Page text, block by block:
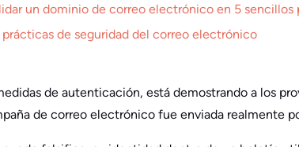
un dominio de correo electrónico en 5 sencillos
prácticas de seguridad del correo electrónico
de autenticación, está demostrando a los
de correo electrónico fue enviada realmente